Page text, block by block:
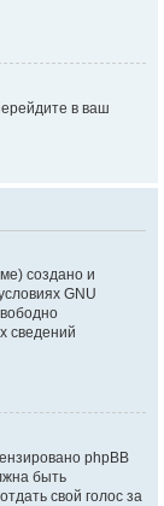
в ваш
создано и
GNU
сведений
phpBB
быть
свой голос за